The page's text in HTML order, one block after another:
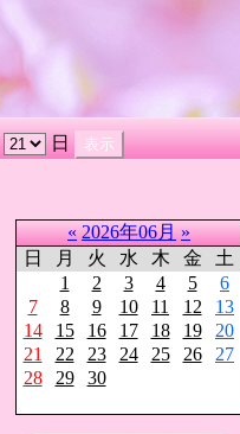
日
« 2026年06月 »
日
月 火 水 木 金
土
1
2 3 4 5
6
7
8 9 10 11 12
13
14
15 16 17 18 19
20
21
22 23 24 25 26
27
28
29 30